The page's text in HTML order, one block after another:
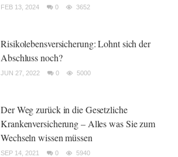
FEB 13, 2024 0 3652
Risikolebensversicherung: Lohnt sich der
Abschluss noch?
JUN 27, 2022 0 5000
Der Weg zurück in die Gesetzliche
Krankenversicherung – Alles was Sie zum
Wechseln wissen müssen
SEP 14, 2021 0 5940